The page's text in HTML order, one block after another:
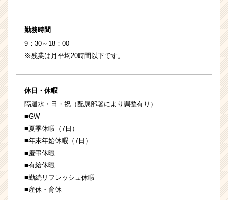
勤務時間
9：30～18：00
※残業は月平均20時間以下です。
休日・休暇
隔週水・日・祝（配属部署により調整有り）
■GW
■夏季休暇（7日）
■年末年始休暇（7日）
■慶弔休暇
■有給休暇
■勤続リフレッシュ休暇
■産休・育休